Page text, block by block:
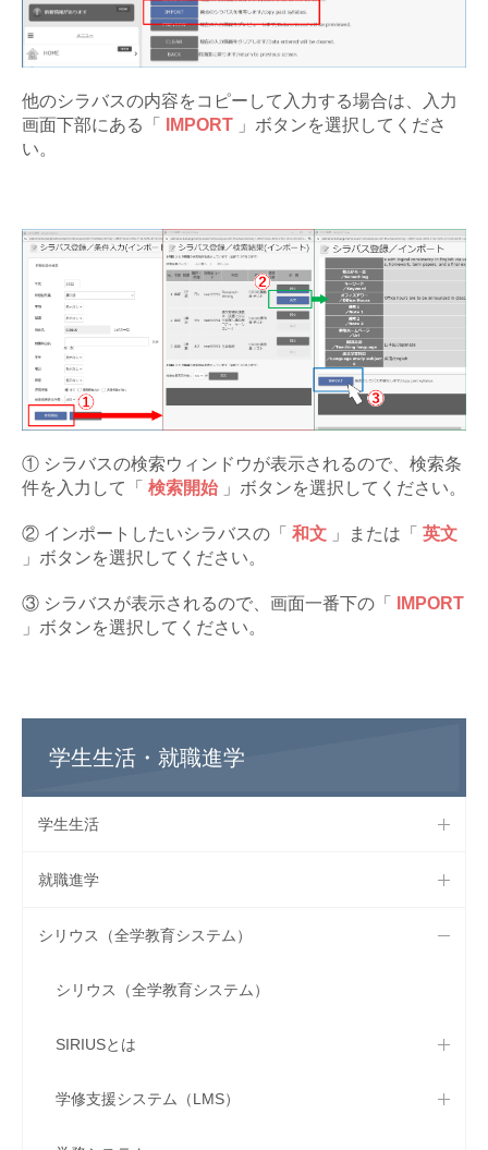
他のシラバスの内容をコピーして入力する場合は、入力
画面下部にある「
IMPORT 」ボタンを選択してくださ
い。
① シラバスの検索ウィンドウが表示されるので、検索条
件を入力して「 検索開始 」ボタンを選択してください。
② インポートしたいシラバスの「 和文 」または「 英文
」ボタンを選択してください。
③ シラバスが表示されるので、画面一番下の「
IMPORT
」ボタンを選択してください。
学生生活・就職進学
学生生活
就職進学
シリウス（全学教育システム）
シリウス（全学教育システム）
SIRIUSとは
学修支援システム（LMS）